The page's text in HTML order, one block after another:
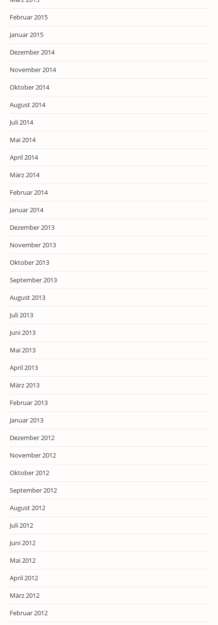
Februar 2015
Januar 2015
Dezember 2014
November 2014
Oktober 2014
August 2014
Juli 2014
Mai 2014
April 2014
März 2014
Februar 2014
Januar 2014
Dezember 2013
November 2013
Oktober 2013
September 2013
August 2013
Juli 2013
Juni 2013
Mai 2013
April 2013
März 2013
Februar 2013
Januar 2013
Dezember 2012
November 2012
Oktober 2012
September 2012
August 2012
Juli 2012
Juni 2012
Mai 2012
April 2012
März 2012
Februar 2012